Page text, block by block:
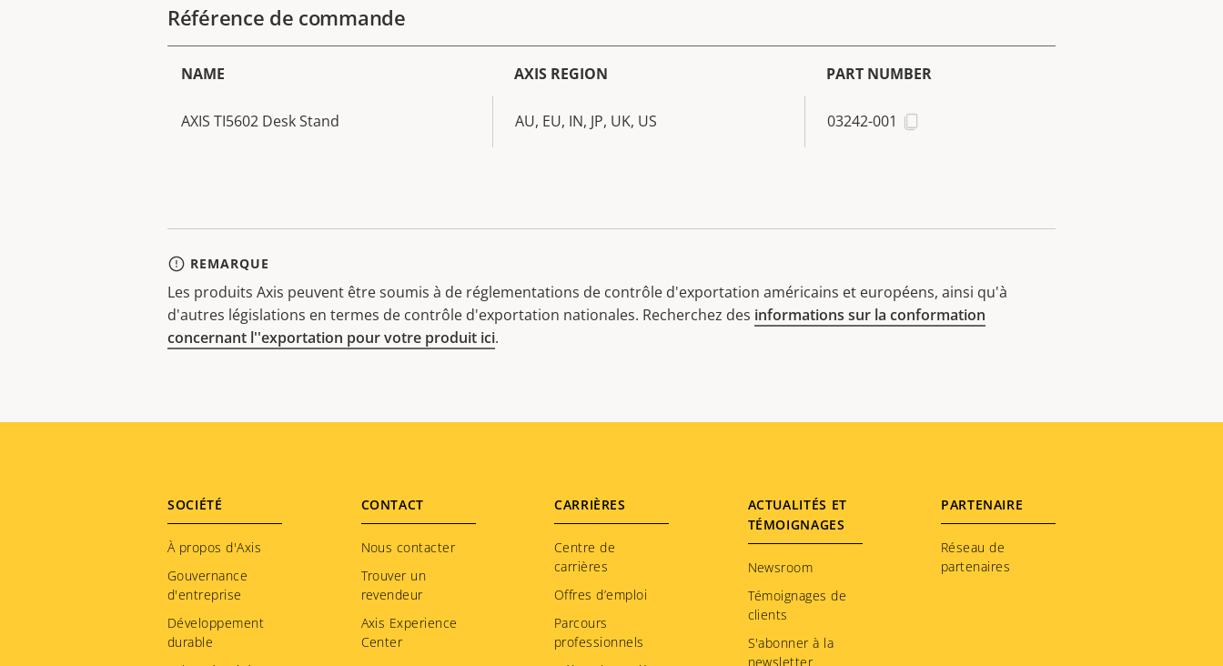
Référence de commande
NAME AXIS REGION PART NUMBER
AXIS TI5602 Desk Stand AU, EU, IN, JP, UK, US 03242-001
REMARQUE
Les produits Axis peuvent être soumis à de réglementations de contrôle d'exportation américains et européens, ainsi qu'à
d'autres législations en termes de contrôle d'exportation nationales. Recherchez des informations sur la conformation
concernant l''exportation pour votre produit ici.
Footer
menu
SOCIÉTÉ
À propos d'Axis
Gouvernance
d'entreprise
Développement
durable
CONTACT
Nous contacter
Trouver un
revendeur
Axis Experience
Center
CARRIÈRES
Centre de
carrières
Offres d’emploi
Parcours
professionnels
ACTUALITÉS ET
TÉMOIGNAGES
Newsroom
Témoignages de
clients
S'abonner à la
newsletter
PARTENAIRE
Réseau de
partenaires